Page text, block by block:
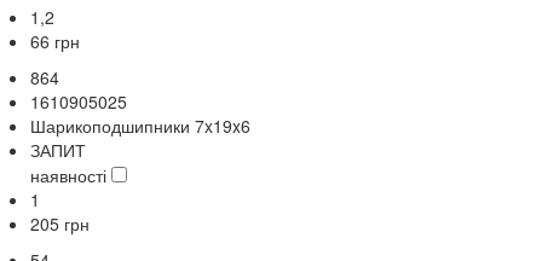
1,2
66 грн
864
1610905025
Шарикоподшипники 7x19x6
ЗАПИТ
наявності
1
205 грн